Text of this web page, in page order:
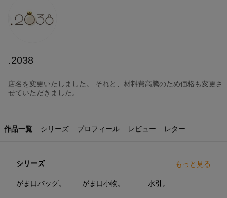
.2038
店名を変更いたしました。 それと、材料費高騰のため価格も変更さ
せていただきました。
作品一覧 シリーズ プロフィール レビュー レター
シリーズ もっと見る
がま口バッグ。 がま口小物。 水引。